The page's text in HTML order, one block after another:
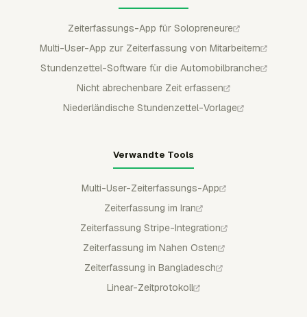
Zeiterfassungs-App für Solopreneure
Multi-User-App zur Zeiterfassung von Mitarbeitern
Stundenzettel-Software für die Automobilbranche
Nicht abrechenbare Zeit erfassen
Niederländische Stundenzettel-Vorlage
Verwandte Tools
Multi-User-Zeiterfassungs-App
Zeiterfassung im Iran
Zeiterfassung Stripe-Integration
Zeiterfassung im Nahen Osten
Zeiterfassung in Bangladesch
Linear-Zeitprotokoll